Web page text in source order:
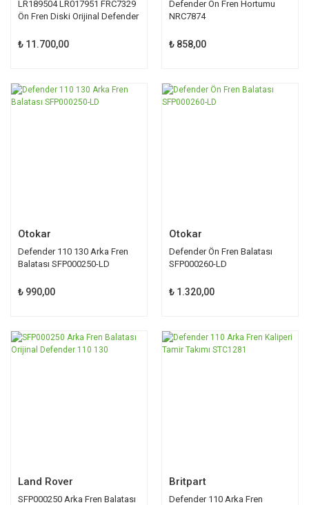
LR189504 LR017951 FRC7329
Ön Fren Diski Orijinal Defender
₺ 11.700,00
Defender Ön Fren Hortumu
NRC7874
₺ 858,00
Otokar
Defender 110 130 Arka Fren
Balatası SFP000250-LD
₺ 990,00
Otokar
Defender Ön Fren Balatası
SFP000260-LD
₺ 1.320,00
Land Rover
SFP000250 Arka Fren Balatası
Britpart
Defender 110 Arka Fren